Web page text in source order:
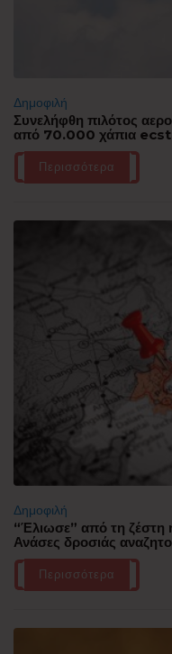
Δημοφιλή
Συνελήφθη πιλότος
από 70.000 χάπια
Περισσότερα
Δημοφιλή
“Έλιωσε” από τη ζέστη
Ανάσες δροσιάς
Περισσότερα